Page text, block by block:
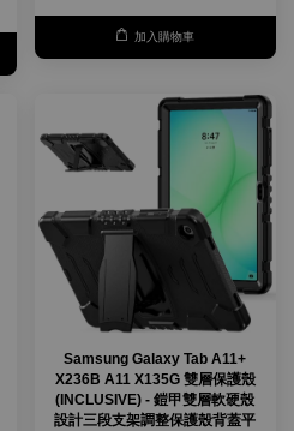
加入購物車
Samsung Galaxy Tab A11+
X236B A11 X135G 雙層保護殼
(INCLUSIVE) - 鎧甲雙層軟硬殼
設計三段支架調整保護殼背蓋平